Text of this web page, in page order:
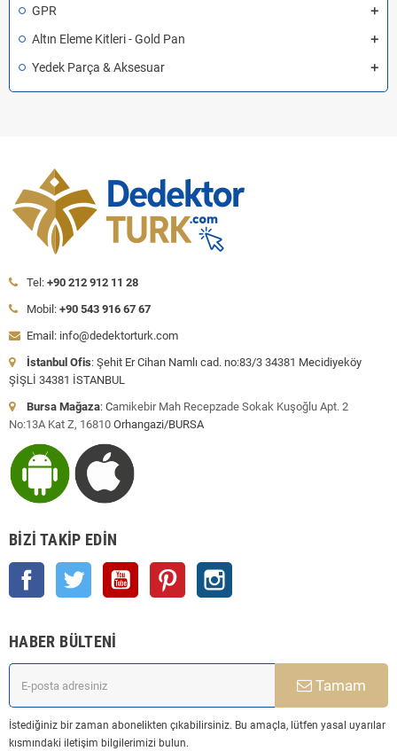
GPR
Altın Eleme Kitleri - Gold Pan
Yedek Parça & Aksesuar
Tel: +90 212 912 11 28
Mobil: +90 543 916 67 67
Email: info@dedektorturk.com
İstanbul Ofis: Şehit Er Cihan Namlı cad. no:83/3 34381 Mecidiyeköy
ŞİŞLİ 34381 İSTANBUL
Bursa Mağaza: Camikebir Mah Recepzade Sokak Kuşoğlu Apt. 2
No:13A Kat Z, 16810 Orhangazi/BURSA
BIZI TAKIP EDIN
Facebook Twitter YouTube Pinterest
HABER BÜLTENI
Tamam
İstediğiniz bir zaman abonelikten çıkabilirsiniz. Bu amaçla, lütfen yasal uyarılar
kısmındaki iletişim bilgilerimizi bulun.